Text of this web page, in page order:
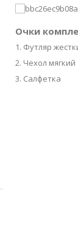
Очки
1. Футляр
2. Чехол мягкий
3. Салфетка